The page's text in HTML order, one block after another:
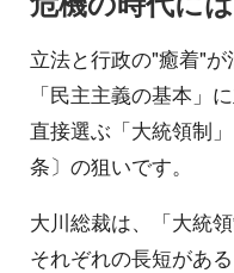
立法と行政の"癒着"が
「民主主義の基本」
直接選ぶ「大統領制
条〕の狙いです。
大川総裁は、「大統
それぞれの長短があ